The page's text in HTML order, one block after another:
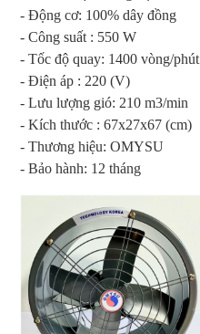
- Động cơ: 100% dây đồng
- Công suất : 550 W
- Tốc độ quay: 1400 vòng/phút
- Điện áp : 220 (V)
- Lưu lượng gió: 210 m3/min
- Kích thước : 67x27x67 (cm)
- Thương hiệu: OMYSU
- Bảo hành: 12 tháng